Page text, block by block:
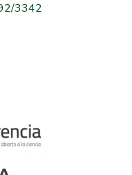
3342